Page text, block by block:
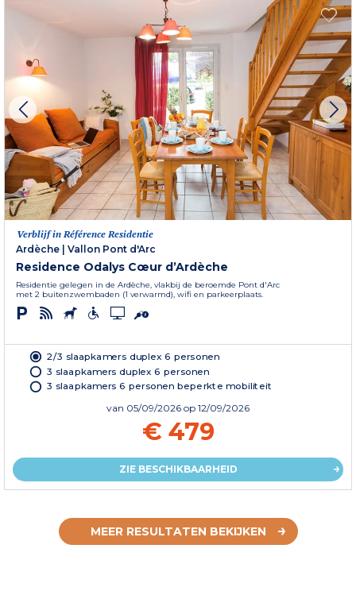
Verblijf in Référence Residentie
Ardèche | Vallon Pont d'Arc
Residence Odalys Cœur d’Ardèche
Residentie gelegen in de Ardèche, vlakbij de beroemde Pont d'Arc
met 2 buitenzwembaden (1 verwarmd), wifi en parkeerplaats.
2/3 slaapkamers duplex 6 personen
3 slaapkamers duplex 6 personen
3 slaapkamers 6 personen beperkte mobiliteit
van 05/09/2026 op 12/09/2026
€ 479
ZIE BESCHIKBAARHEID
MEER RESULTATEN BEKIJKEN